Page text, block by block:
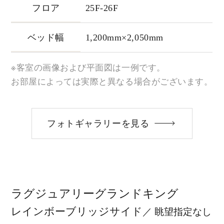
フロア 25F-26F
ベッド幅 1,200mm×2,050mm
※客室の画像および平面図は一例です。
お部屋によっては実際と異なる場合がございます。
フォトギャラリーを見る
ラグジュアリーグランドキング
レインボーブリッジサイド ／ 眺望指定なし